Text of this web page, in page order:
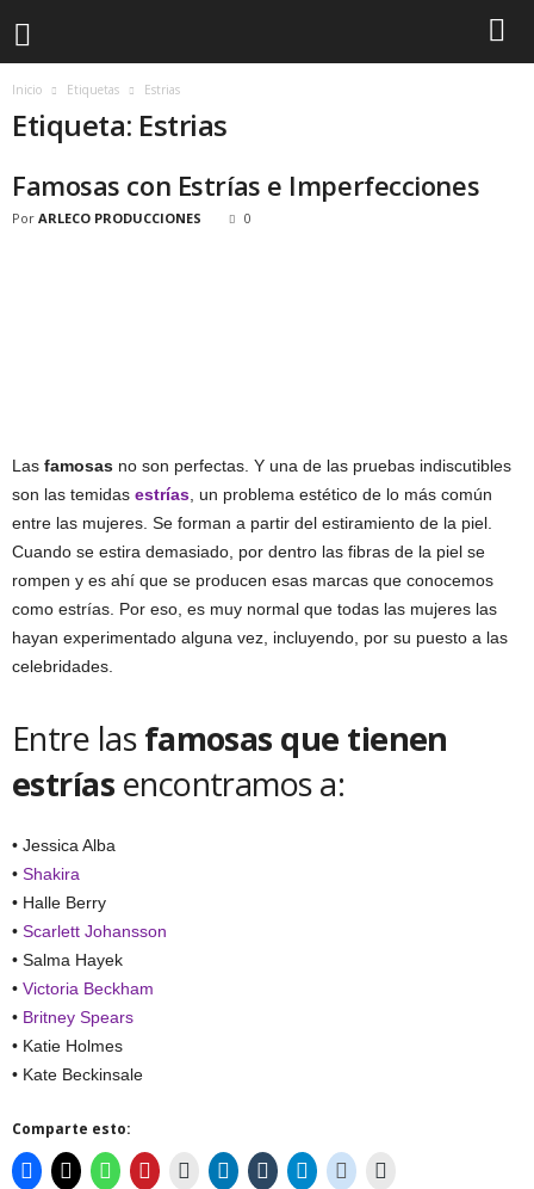
Inicio Etiquetas Estrias
Etiqueta: Estrias
Famosas con Estrías e Imperfecciones
Por ARLECO PRODUCCIONES 0
Las famosas no son perfectas. Y una de las pruebas indiscutibles
son las temidas estrías , un problema estético de lo más común
entre las mujeres. Se forman a partir del estiramiento de la piel.
Cuando se estira demasiado, por dentro las fibras de la piel se
rompen y es ahí que se producen esas marcas que conocemos
como estrías. Por eso, es muy normal que todas las mujeres las
hayan experimentado alguna vez, incluyendo, por su puesto a las
celebridades.
Entre lasfamosas que tienen
estrías encontramos a:
• Jessica Alba
• Shakira
• Halle Berry
• Scarlett Johansson
• Salma Hayek
• Victoria Beckham
• Britney Spears
• Katie Holmes
• Kate Beckinsale
Comparte esto: